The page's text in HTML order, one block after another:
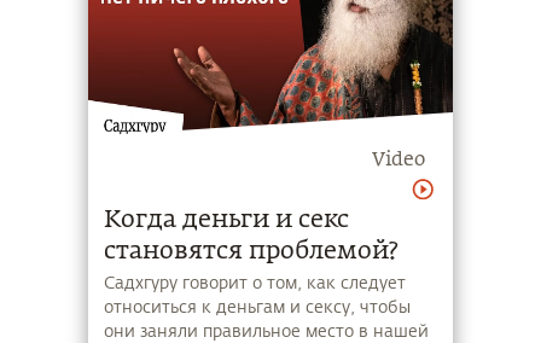
Video
Когда деньги и секс
становятся проблемой?
Садхгуру говорит о том, как следует
относиться к деньгам и сексу, чтобы
они заняли правильное место в нашей